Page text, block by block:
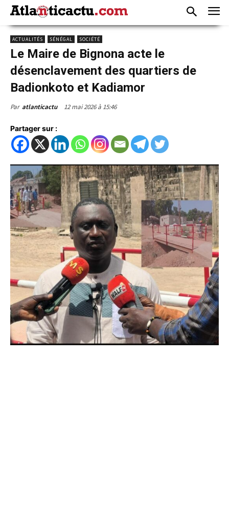
ACTUALITÉS SÉNÉGAL SOCIÉTÉ
Le Maire de Bignona acte le
désenclavement des quartiers de
Badionkoto et Kadiamor
Par atlanticactu 12 mai 2026 à 15:46
Partager sur :